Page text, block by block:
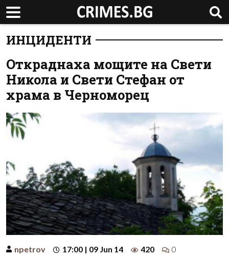
ИНЦИДЕНТИ
Откраднаха мощите на Свети
Никола и Свети Стефан от
храма в Черноморец
npetrov 17:00 | 09 Jun 14 420 0